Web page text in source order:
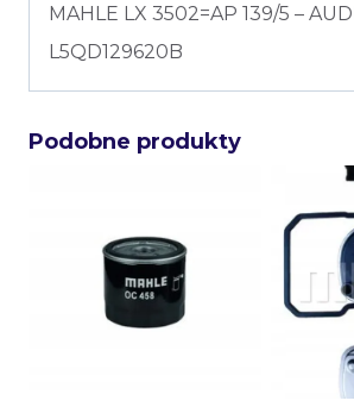
MAHLE LX 3502=AP 139/5 –
L5QD129620B
Podobne produkty